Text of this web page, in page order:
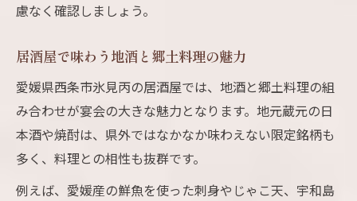
慮なく確認しましょう。
居酒屋で味わう地酒と郷土料理の魅力
愛媛県西条市氷見丙の居酒屋では、地酒と郷土料理の組
み合わせが宴会の大きな魅力となります。地元蔵元の日
本酒や焼酎は、県外ではなかなか味わえない限定銘柄も
多く、料理との相性も抜群です。
例えば、愛媛産の鮮魚を使った刺身やじゃこ天、宇和島